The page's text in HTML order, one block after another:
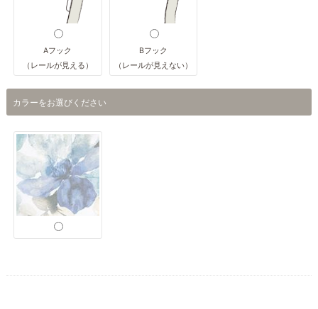
Aフック
（レールが見える）
Bフック
（レールが見えない）
カラーをお選びください